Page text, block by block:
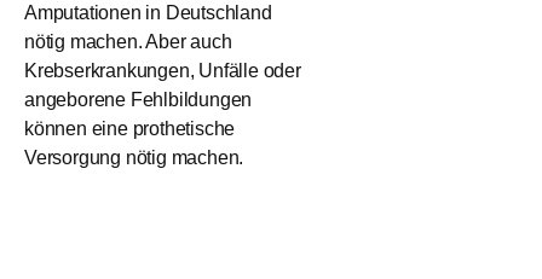
Amputationen in Deutschland
nötig machen. Aber auch
Krebserkrankungen, Unfälle oder
angeborene Fehlbildungen
können eine prothetische
Versorgung nötig machen.